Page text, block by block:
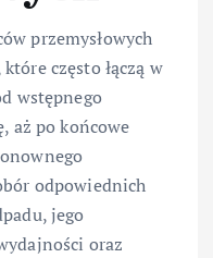
przemysłowych
często łączą w
wstępnego
aż po końcowe
odpowiednich
jego
oraz